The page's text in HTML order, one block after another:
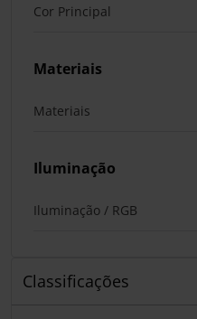
Cor Principal
Materiais
Materiais
Iluminação
Iluminação / RGB
Classificações